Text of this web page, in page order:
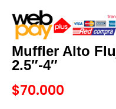
Muffler Alto
2.5″-4″
$70.000